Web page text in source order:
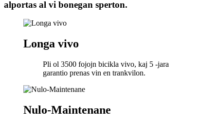
alportas al vi bonegan sperton.
Longa vivo
Pli ol 3500 fojojn bicikla vivo, kaj 5 -jara
garantio prenas vin en trankvilon.
Nulo-Maintenane